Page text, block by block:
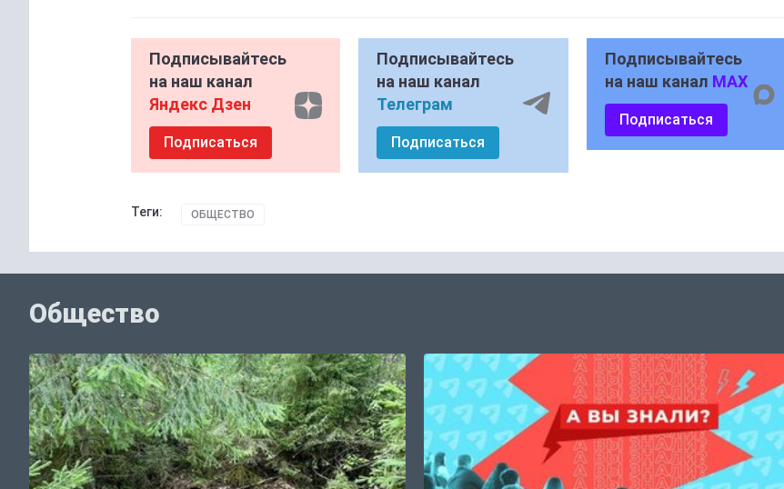
Подписывайтесь
на наш канал
Яндекс Дзен
Подписаться
Подписывайтесь
на наш канал
Телеграм
Подписаться
Подписывайтесь
на наш канал MAX
Подписаться
Теги: ОБЩЕСТВО
Общество